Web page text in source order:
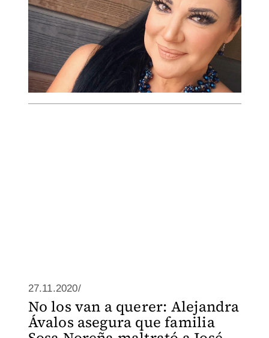
27.11.2020/
No los van a querer: Alejandra
Ávalos asegura que familia